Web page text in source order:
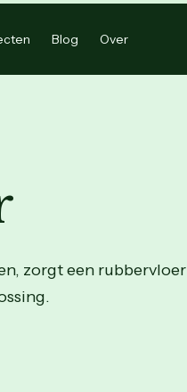
Blog Over
zorgt een rubbervloer